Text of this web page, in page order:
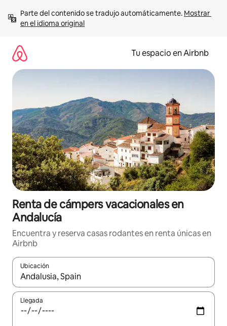
contenido
Parte del contenido se tradujo automáticamente. Mostrar
en el idioma original
Tu espacio en Airbnb
Renta de cámpers vacacionales en
Andalucía
Encuentra y reserva casas rodantes en renta únicas en
Airbnb
Ubicación
Cuando los resultados estén disponibles, podrás navegar
Llegada